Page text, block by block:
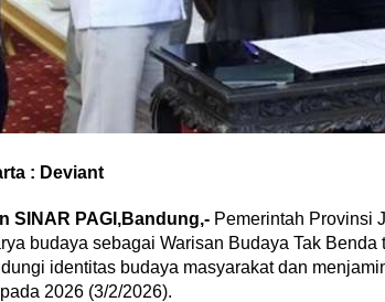
: Deviant
SINAR PAGI,Bandung,- Pemerintah Provinsi
budaya sebagai Warisan Budaya Tak Benda
identitas budaya masyarakat dan
2026 (3/2/2026).